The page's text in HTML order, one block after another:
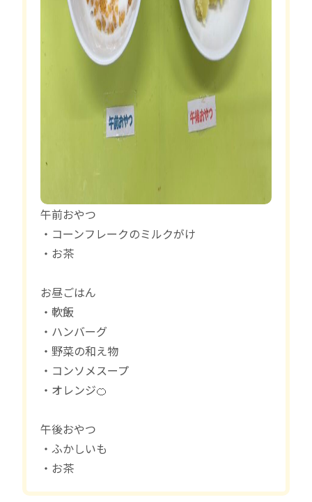
午前おやつ
・コーンフレークのミルクがけ
・お茶
お昼ごはん
・軟飯
・ハンバーグ
・野菜の和え物
・コンソメスープ
・オレンジ🍊
午後おやつ
・ふかしいも
・お茶